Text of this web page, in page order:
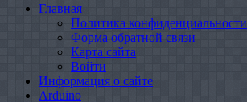
Главная
Политика конфиденциальности
Форма обратной связи
Карта сайта
Войти
Информация о сайте
Arduino